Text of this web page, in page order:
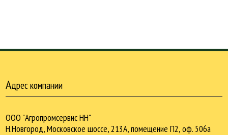
Адрес компании
ООО "Агропромсервис НН"
Н.Новгород, Московское шоссе, 213А, помещение П2, оф. 506а